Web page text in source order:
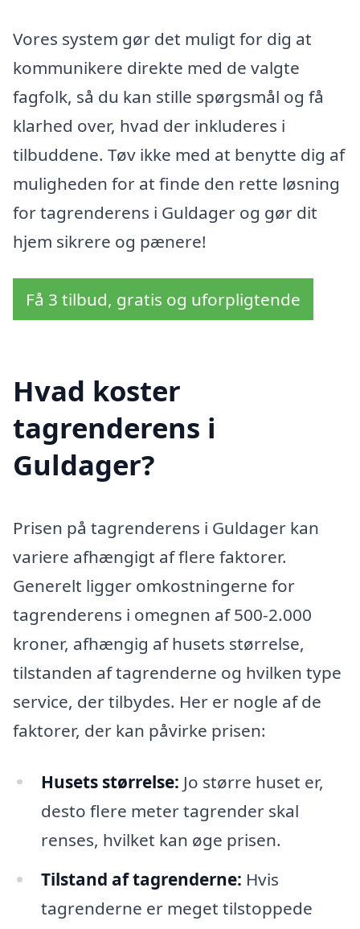
Vores system gør det muligt for dig at
kommunikere direkte med de valgte
fagfolk, så du kan stille spørgsmål og få
klarhed over, hvad der inkluderes i
tilbuddene. Tøv ikke med at benytte dig af
muligheden for at finde den rette løsning
for tagrenderens i Guldager og gør dit
hjem sikrere og pænere!
Få 3 tilbud, gratis og uforpligtende
Hvad koster
tagrenderens i
Guldager?
Prisen på tagrenderens i Guldager kan
variere afhængigt af flere faktorer.
Generelt ligger omkostningerne for
tagrenderens i omegnen af 500-2.000
kroner, afhængig af husets størrelse,
tilstanden af tagrenderne og hvilken type
service, der tilbydes. Her er nogle af de
faktorer, der kan påvirke prisen:
Husets størrelse: Jo større huset er,
desto flere meter tagrender skal
renses, hvilket kan øge prisen.
Tilstand af tagrenderne: Hvis
tagrenderne er meget tilstoppede